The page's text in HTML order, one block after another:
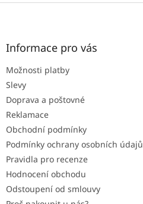
Z
Informace pro vás
Možnosti platby
Slevy
Doprava a poštovné
Reklamace
Obchodní podmínky
Podmínky ochrany osobních údajů
Pravidla pro recenze
Hodnocení obchodu
Odstoupení od smlouvy